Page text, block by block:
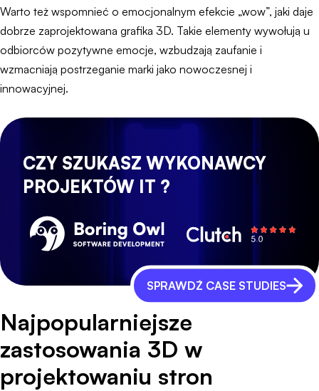
Warto też wspomnieć o emocjonalnym efekcie „wow”, jaki daje
dobrze zaprojektowana grafika 3D. Takie elementy wywołują u
odbiorców pozytywne emocje, wzbudzają zaufanie i
wzmacniają postrzeganie marki jako nowoczesnej i
innowacyjnej.
CZY SZUKASZ WYKONAWCY
PROJEKTÓW IT ?
SPRAWDŹ CASE STUDIES
Najpopularniejsze
zastosowania 3D w
projektowaniu stron